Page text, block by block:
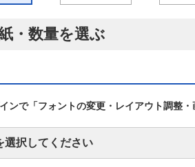
・数量を選ぶ
ンで「フォントの変更・レイアウト調整・
選択してください